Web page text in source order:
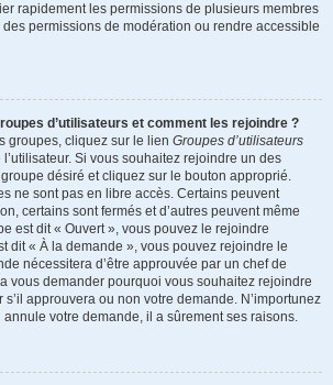
rapidement les permissions de plusieurs membres
des permissions de modération ou rendre accessible
d’utilisateurs et comment les rejoindre ?
groupes, cliquez sur le lien Groupes d’utilisateurs
Si vous souhaitez rejoindre un des
désiré et cliquez sur le bouton approprié.
ne sont pas en libre accès. Certains peuvent
certains sont fermés et d’autres peuvent même
est dit « Ouvert », vous pouvez le rejoindre
dit « À la demande », vous pouvez rejoindre le
nécessitera d’être approuvée par un chef de
vous demander pourquoi vous souhaitez rejoindre
s’il approuvera ou non votre demande. N’importunez
annule votre demande, il a sûrement ses raisons.